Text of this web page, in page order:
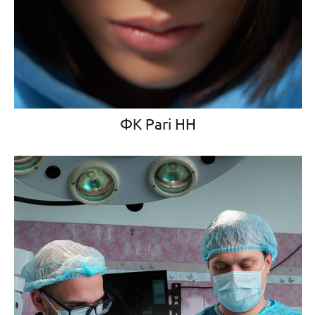
ФК Pari НН